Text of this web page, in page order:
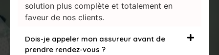
solution plus complète et totalement en
faveur de nos clients.
Dois-je appeler mon assureur avant de
prendre rendez-vous ?